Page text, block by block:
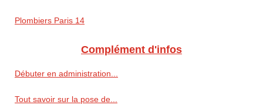
Plombiers Paris 14
Complément d'infos
Débuter en administration...
Tout savoir sur la pose de...